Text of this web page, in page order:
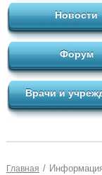
Новости
Форум
Врачи и
Главная /